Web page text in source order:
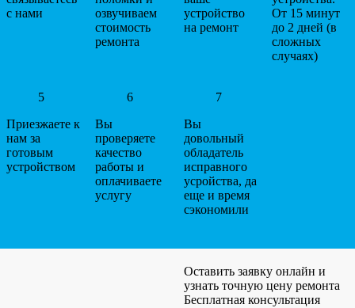
с нами
озвучиваем
стоимость
ремонта
устройство
на ремонт
От 15 минут
до 2 дней (в
сложных
случаях)
5
Приезжаете к
нам за
готовым
устройством
6
Вы
проверяете
качество
работы и
оплачиваете
услугу
7
Вы
довольный
обладатель
исправного
усройства, да
еще и время
сэкономили
Оставить заявку онлайн и
узнать точную цену ремонта
Бесплатная консультация